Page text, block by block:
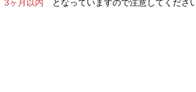
3ヶ月以内 となっていますので注意してください